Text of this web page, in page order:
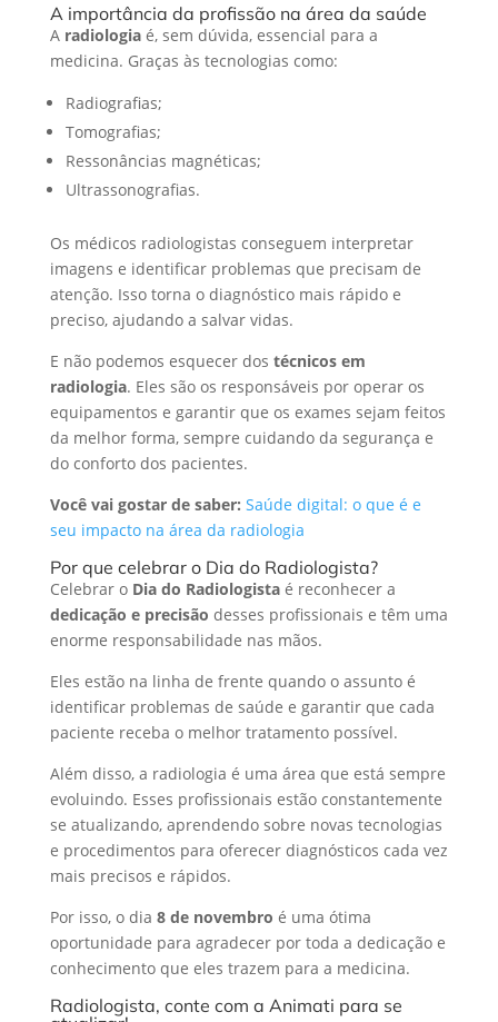
A importância da profissão na área da saúde
A radiologiaé, sem dúvida, essencial para a
medicina. Graças às tecnologias como:
Radiografias;
Tomografias;
Ressonâncias magnéticas;
Ultrassonografias.
Os médicos radiologistas conseguem interpretar
imagens e identificar problemas que precisam de
atenção. Isso torna o diagnóstico mais rápido e
preciso, ajudando a salvar vidas.
E não podemos esquecer dos técnicos em
radiologia. Eles são os responsáveis por operar os
equipamentos e garantir que os exames sejam feitos
da melhor forma, sempre cuidando da segurança e
do conforto dos pacientes.
Você vai gostar de saber: Saúde digital: o que é e
seu impacto na área da radiologia
Por que celebrar o Dia do Radiologista?
Celebrar o Dia do Radiologistaé reconhecer a
dedicação e precisão desses profissionais e têm uma
enorme responsabilidade nas mãos.
Eles estão na linha de frente quando o assunto é
identificar problemas de saúde e garantir que cada
paciente receba o melhor tratamento possível.
Além disso, a radiologia é uma área que está sempre
evoluindo. Esses profissionais estão constantemente
se atualizando, aprendendo sobre novas tecnologias
e procedimentos para oferecer diagnósticos cada vez
mais precisos e rápidos.
Por isso, o dia 8 de novembro é uma ótima
oportunidade para agradecer por toda a dedicação e
conhecimento que eles trazem para a medicina.
Radiologista, conte com a Animati para se